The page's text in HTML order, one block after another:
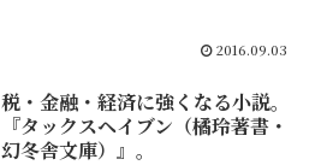
2016.09.03
税・金融・経済に強くなる小説。
『タックスヘイブン（橘玲著書・
幻冬舎文庫）』。